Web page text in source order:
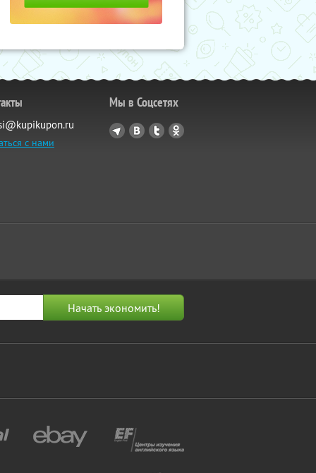
с нами
Мы в Соцсетях